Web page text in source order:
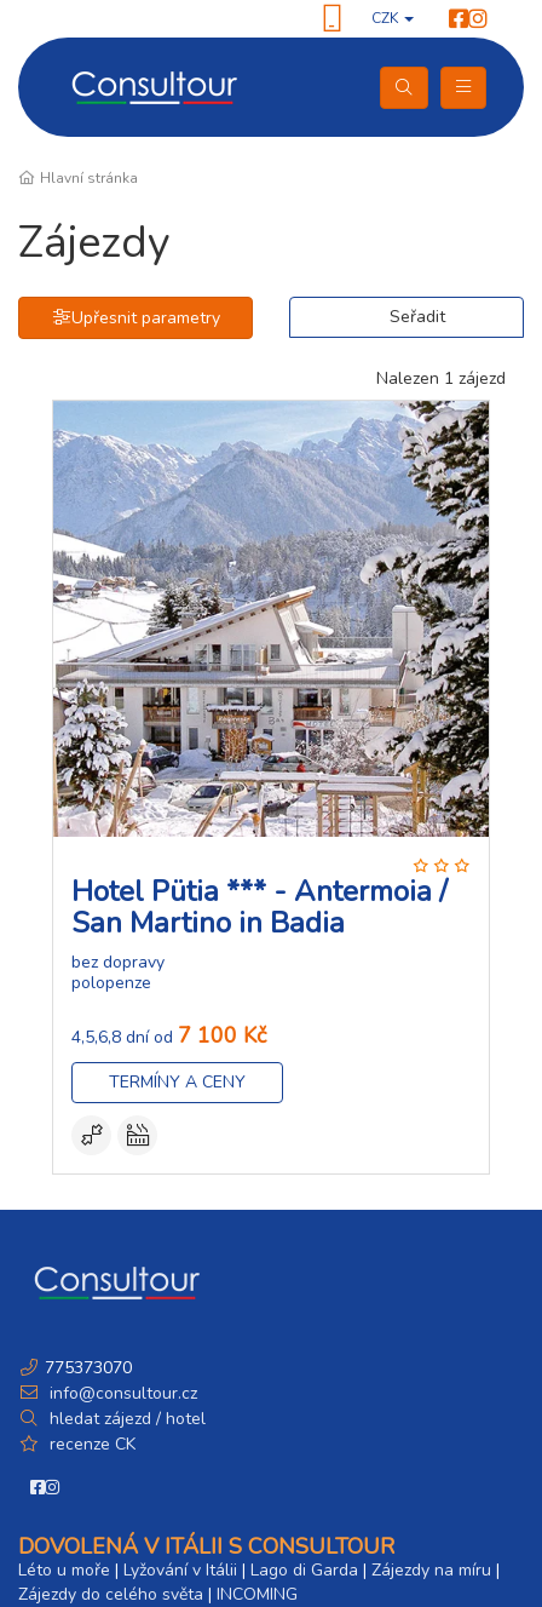
CZK
Hlavní stránka
Zájezdy
Upřesnit parametry Seřadit
Nalezen 1 zájezd
Hotel Pütia *** - Antermoia /
San Martino in Badia
bez dopravy
polopenze
4,5,6,8 dní od 7 100 Kč
TERMÍNY A CENY
775373070
info@consultour.cz
hledat zájezd / hotel
recenze CK
DOVOLENÁ V ITÁLII S CONSULTOUR
Léto u moře | Lyžování v Itálii | Lago di Garda | Zájezdy na míru |
Zájezdy do celého světa | INCOMING